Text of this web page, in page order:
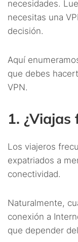
necesidades.
necesitas una
decisión.
Aquí
que debes
VPN.
1. ¿Viajas
Los viajeros
expatriados a
conectividad.
Naturalmente,
conexión a
que depender